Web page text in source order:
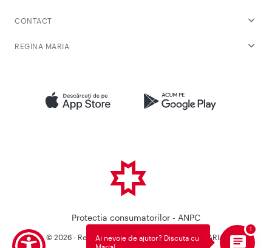
CONTACT
REGINA MARIA
Protectia consumatorilor - ANPC
© 2026 - Reteaua Privata de Sanatate REGINA MARIA.
Ai nevoie de ajutor? Discuta cu